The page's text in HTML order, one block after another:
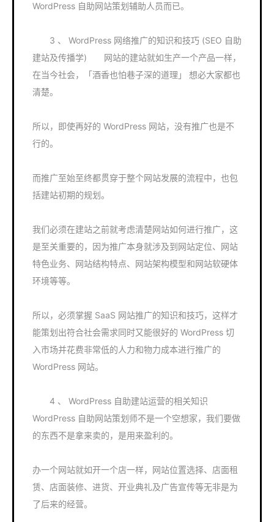
WordPress 自助网站策划辅助人员而已。
3 、 WordPress 网络推广的知识和技巧 (SEO 自助
建站及传播学) 网站的建站就如生产一个产品一样，
在当今社会，「酒香也怕巷子深的道理」 想必大家都也
清楚。
所以，即使再好的 WordPress 网站，没有推广也是不
行的。
而推广至始至终都贯穿于整个网站发展的流程中，也包
括建站初期的规划。
我们必须在建站之前就考虑清楚网站如何进行推广，这
是至关重要的，因为推广本身就涉及到网站定位、网站
特色业务、网站结构特点、网站架构模型和网站软硬体
环境等等。
所以，必须掌握 SaaS 网站推广的知识和技巧，这样才
能策划出符合社会需求同时又能很好的 WordPress 切
入市场并花费非常低的人力和物力成本进行推广的
WordPress 网站。
4 、 WordPress 自助建站运营的相关知识
WordPress 自助网站策划师不是一个空想家，我们要做
的东西不是拿来卖的，是用来盈利的。
办一个网站就如开一个店一样，网站位置选择、店面租
赁、店面装修、进货、开业典礼及广告宣传等无非是为
了后来的经营。